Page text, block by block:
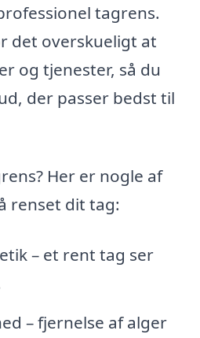
tagrens.
det overskueligt at
og tjenester, så du
der passer bedst til
Her er nogle af
renset dit tag:
– et rent tag ser
– fjernelse af alger